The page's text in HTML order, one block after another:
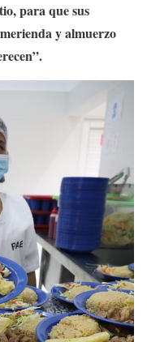
para que sus
y almuerzo